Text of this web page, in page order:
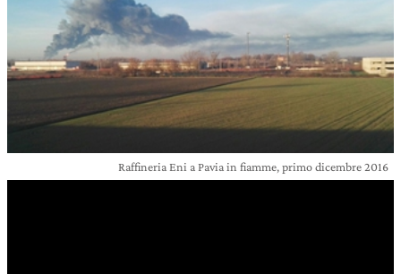
Raffineria Eni a Pavia in fiamme, primo dicembre 2016